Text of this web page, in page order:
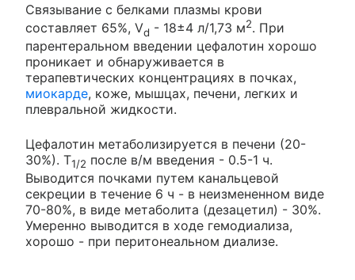
Связывание с белками плазмы крови
составляет 65%, Vd - 18±4 л/1,73 м2. При
парентеральном введении цефалотин хорошо
проникает и обнаруживается в
терапевтических концентрациях в почках,
миокарде, коже, мышцах, печени, легких и
плевральной жидкости.
Цефалотин метаболизируется в печени (20-
30%). Т1/2 после в/м введения - 0.5-1 ч.
Выводится почками путем канальцевой
секреции в течение 6 ч - в неизмененном виде
70-80%, в виде метаболита (дезацетил) - 30%.
Умеренно выводится в ходе гемодиализа,
хорошо - при перитонеальном диализе.